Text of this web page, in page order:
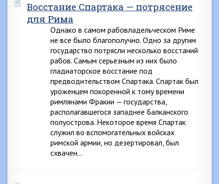
Восстание Спартака — потрясение
для Рима
Однако в самом рабовладельческом Риме
не все было благополучно. Одно за другим
государство потрясли несколько восстаний
рабов. Самым серьезным из них было
гладиаторское восстание под
предводительством Спартака. Спартак был
уроженцем покоренной к тому времени
римлянами Фракии — государства,
располагавшегося западнее Балканского
полуострова. Некоторое время Спартак
служил во вспомогательных войсках
римской армии, но дезертировал, был
схвачен…